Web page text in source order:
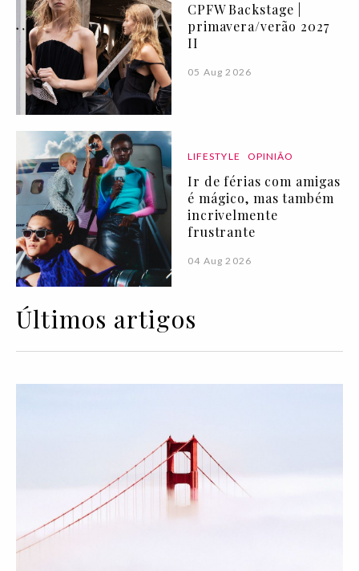
CPFW Backstage |
primavera/verão 2027
II
05 Aug 2026
LIFESTYLE OPINIÃO
Ir de férias com amigas
é mágico, mas também
incrivelmente
frustrante
04 Aug 2026
Últimos artigos